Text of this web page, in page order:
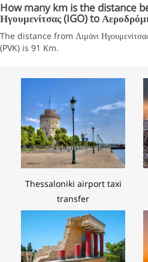
How many km is the distance
Ηγουμενίτσας (IGO) to
The distance from Λιμάνι
(PVK) is 91 Km.
Thessaloniki airport taxi
transfer